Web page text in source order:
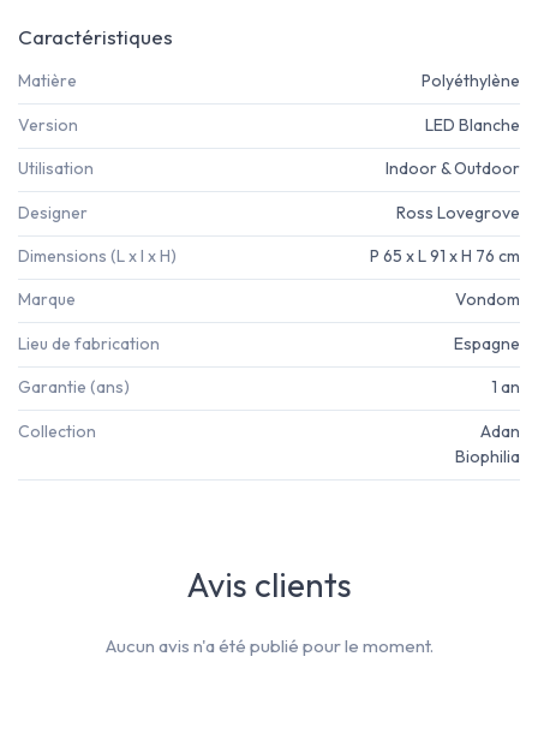
Caractéristiques
Matière Polyéthylène
Version LED Blanche
Utilisation Indoor & Outdoor
Designer Ross Lovegrove
Dimensions (L x l x H) P 65 x L 91 x H 76 cm
Marque Vondom
Lieu de fabrication Espagne
Garantie (ans) 1 an
Collection
Adan
Biophilia
Avis clients
Aucun avis n'a été publié pour le moment.